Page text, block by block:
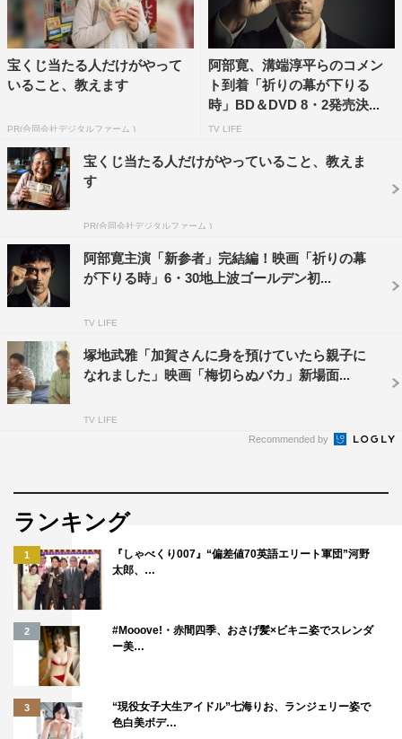
「レディ加賀」©映画「レディ加賀」製作委員会
松田るか、中村静香、八木アリサ、奈月セナ、小野木里
奈、水島麻理奈らが参加。由香の同級生で加賀温泉のPR
町おこしを企画する天才観光プランナーに森崎ウィン。
そして新米女将たちに心得を伝える「女将ゼミナール」の
講師に佐藤藍子、由香の母親であり老舗旅館の女将でもあ
タップダンスチームのメンバーや市の職員、観光プランナ
ーもそれぞれの事情を抱え、必死に生きている人ばかり。
春美の由香を見つめるまなざしは実に温かく、母娘の絆に
だったのか。タップシューズが奏でる音や力強いリズムに
心も弾み、明日に向かって一歩踏み出したくなるような映
画の魅力が詰まった予告編が完成した。
「レディ加賀」本予告
宝くじ当たる人だけがやって
いること、教えます
PR(合同会社デジタルファーム )
阿部寛、溝端淳平らのコメン
ト到着「祈りの幕が下りる
時」BD＆DVD 8・2発売決...
TV LIFE
宝くじ当たる人だけがやっていること、教えま
す
PR(合同会社デジタルファーム )
阿部寛主演「新参者」完結編！映画「祈りの幕
が下りる時」6・30地上波ゴールデン初...
TV LIFE
塚地武雅「加賀さんに身を預けていたら親子に
なれました」映画「梅切らぬバカ」新場面...
TV LIFE
Recommended by
ランキング
1
『しゃべくり007』“偏差値70英語エリート軍団”河野
太郎、…
2
#Mooove!・赤間四季、おさげ髪×ビキニ姿でスレンダ
ー美…
3
“現役女子大生アイドル”七海りお、ランジェリー姿で
色白美ボデ…